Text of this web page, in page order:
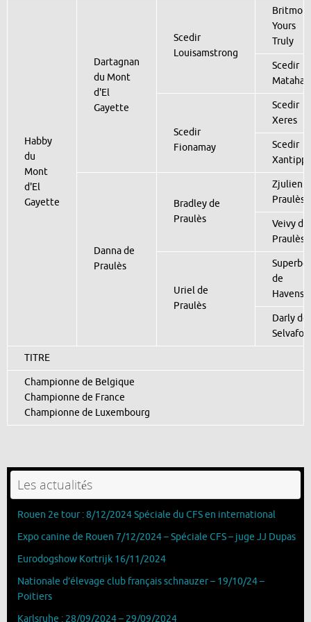
Habby
du
Mont
d'El
Gayette
Dartagnan
du Mont
d'El
Gayette
Scedir
Louisamstrong
Britmor
Yours
Truly
Scedir
Matahari
Scedir
Fionamay
Scedir
Xeres
Scedir
Danna de
Praulès
Bradley de
Praulès
Zjulien
Praulès
Veivy de
Praulès
Uriel de
Praulès
de
Darly
TITRE
Championne de Belgique
Championne de France
Championne de Luxembourg
Les actualités
Rouen 2e tour : 8/12/2024 Spéciale du CFS en international
Expo canine de Rouen 7/12/2024 – Spéciale CFS – juge JJ Dupas
Eurodogshow Kortrijk 16/11/2024
Nationale d’élevage club français schnauzer – 19/10/24 –
Poitiers
Karlsruhe : 28/09/2024 – 29/09/2024